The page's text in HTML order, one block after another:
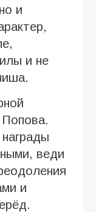
и
и не
веди
и